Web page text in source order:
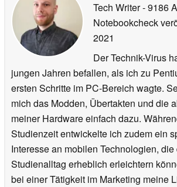
Tech Writer- 9186
Notebookcheck
2021
Der Technik-Virus
jungen Jahren befallen, als ich zu
ersten Schritte im PC-Bereich wagte.
mich das Modden, Übertakten und die
meiner Hardware einfach dazu.
Studienzeit entwickelte ich zudem ein
Interesse an mobilen Technologien,
Studienalltag erheblich erleichtern
bei einer Tätigkeit im Marketing meine